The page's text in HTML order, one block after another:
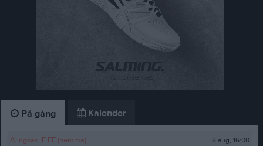
På gång Kalender
Alingsås IF FF (hemma) 8 aug, 16:00